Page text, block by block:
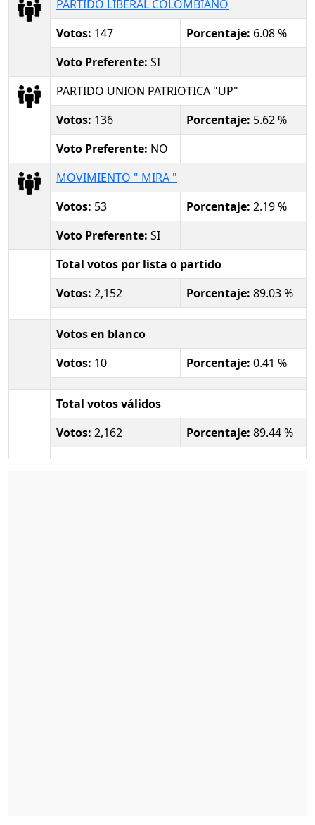
PARTIDO LIBERAL COLOMBIANO
Votos: 147 Porcentaje: 6.08 %
Voto Preferente: SI
PARTIDO UNION PATRIOTICA "UP"
Votos: 136 Porcentaje: 5.62 %
Voto Preferente: NO
MOVIMIENTO " MIRA "
Votos: 53 Porcentaje: 2.19 %
Voto Preferente: SI
Total votos por lista o partido
Votos: 2,152 Porcentaje: 89.03 %
Votos en blanco
Votos: 10 Porcentaje: 0.41 %
Total votos válidos
Votos: 2,162 Porcentaje: 89.44 %